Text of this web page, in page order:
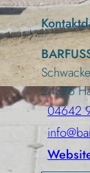
24376
04642